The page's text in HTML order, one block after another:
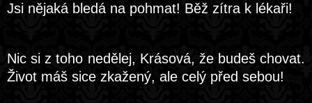
Jsi nějaká bledá na pohmat! Běž zítra k lékaři!
Nic si z toho nedělej, Krásová, že budeš chovat.
Život máš sice zkažený, ale celý před sebou!